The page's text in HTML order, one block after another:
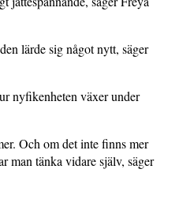
lärde sig något nytt, säger
nyfikenheten växer under
Och om det inte finns mer
man tänka vidare själv, säger